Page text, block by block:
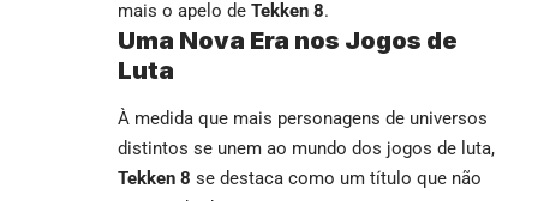
mais o apelo de Tekken 8.
Uma Nova Era nos Jogos de
Luta
À medida que mais personagens de universos
distintos se unem ao mundo dos jogos de luta,
Tekken 8 se destaca como um título que não